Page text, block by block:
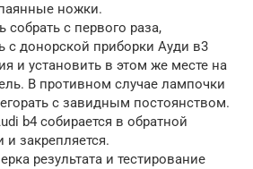
ножки.
собрать с первого раза,
с донорской приборки Ауди в3
и установить в этом же месте на
В противном случае лампочки
с завидным постоянством.
b4 собирается в обратной
и закрепляется.
результата и тестирование